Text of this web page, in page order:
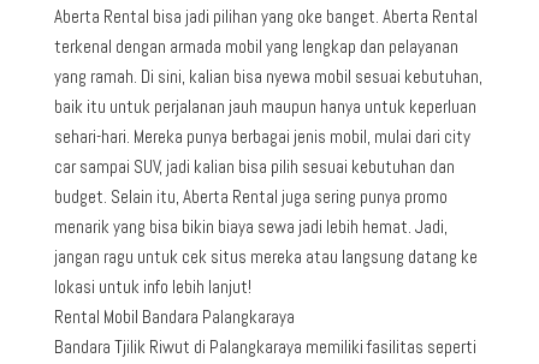
Aberta Rental bisa jadi pilihan yang oke banget. Aberta Rental
terkenal dengan armada mobil yang lengkap dan pelayanan
yang ramah. Di sini, kalian bisa nyewa mobil sesuai kebutuhan,
baik itu untuk perjalanan jauh maupun hanya untuk keperluan
sehari-hari. Mereka punya berbagai jenis mobil, mulai dari city
car sampai SUV, jadi kalian bisa pilih sesuai kebutuhan dan
budget. Selain itu, Aberta Rental juga sering punya promo
menarik yang bisa bikin biaya sewa jadi lebih hemat. Jadi,
jangan ragu untuk cek situs mereka atau langsung datang ke
lokasi untuk info lebih lanjut!
Rental Mobil Bandara Palangkaraya
Bandara Tjilik Riwut di Palangkaraya memiliki fasilitas seperti